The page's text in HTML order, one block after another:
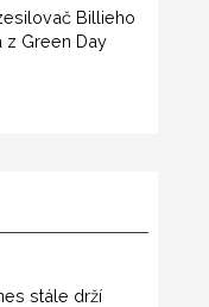
Billieho
z Green Day
stále drží